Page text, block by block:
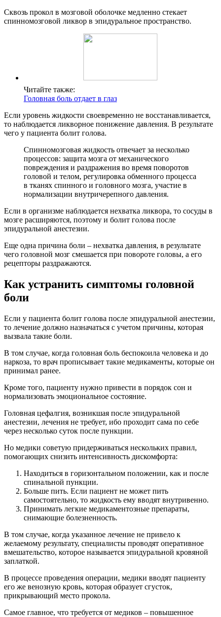
Сквозь прокол в мозговой оболочке медленно стекает
спинномозговой ликвор в эпидуральное пространство.
Читайте также:
Головная боль отдает в глаз
Если уровень жидкости своевременно не восстанавливается,
то наблюдается ликворное понижение давления. В результате
чего у пациента болит голова.
Спинномозговая жидкость отвечает за несколько
процессов: защита мозга от механического
повреждения и раздражения во время поворотов
головой и телом, регулировка обменного процесса
в тканях спинного и головного мозга, участие в
нормализации внутричерепного давления.
Если в организме наблюдается нехватка ликвора, то сосуды в
мозге расширяются, поэтому и болит голова после
эпидуральной анестезии.
Еще одна причина боли – нехватка давления, в результате
чего головной мозг смешается при повороте головы, а его
рецепторы раздражаются.
Как устранить симптомы головной
боли
Если у пациента болит голова после эпидуральной анестезии,
то лечение должно назначаться с учетом причины, которая
вызвала такие боли.
В том случае, когда головная боль беспокоила человека и до
наркоза, то врач прописывает такие медикаменты, которые он
принимал ранее.
Кроме того, пациенту нужно привести в порядок сон и
нормализовать эмоциональное состояние.
Головная цефалгия, возникшая после эпидуральной
анестезии, лечения не требует, ибо проходит сама по себе
через несколько суток после пункции.
Но медики советую придерживаться нескольких правил,
помогающих снизить интенсивность дискомфорта:
Находиться в горизонтальном положении, как и после
спинальной пункции.
Больше пить. Если пациент не может пить
самостоятельно, то жидкость ему вводят внутривенно.
Принимать легкие медикаментозные препараты,
снимающие болезненность.
В том случае, когда указанное лечение не привело к
желаемому результату, специалисты проводят оперативное
вмешательство, которое называется эпидуральной кровяной
заплаткой.
В процессе проведения операции, медики вводят пациенту
его же венозную кровь, которая образует сгусток,
прикрывающий место прокола.
Самое главное, что требуется от медиков – повышенное